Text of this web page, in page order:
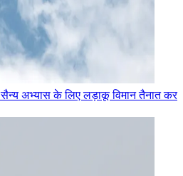
अभ्यास के लिए लड़ाकू विमान तैनात कर